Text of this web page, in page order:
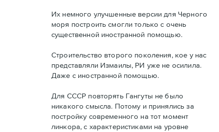
Их немного улучшенные версии для Черного
моря построить смогли только с очень
существенной иностранной помощью.
Строительство второго поколения, кое у нас
представляли Измаилы, РИ уже не осилила.
Даже с иностранной помощью.
Для СССР повторять Гангуты не было
никакого смысла. Потому и принялись за
постройку современного на тот момент
линкора, с характеристиками на уровне